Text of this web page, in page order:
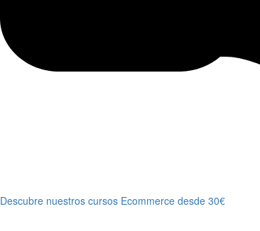
Descubre nuestros cursos Ecommerce desde 30€